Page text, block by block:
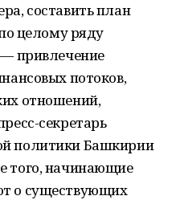
составить план
целому ряду
привлечение
потоков,
отношений,
секретарь
политики Башкирии
того, начинающие
о существующих